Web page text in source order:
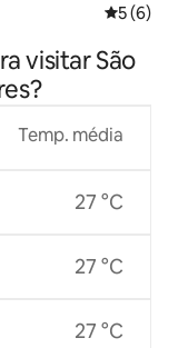
5 de
5 (6)
visitar São
Temp. média
27 °C
27 °C
27 °C